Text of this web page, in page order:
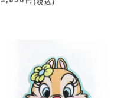
税込